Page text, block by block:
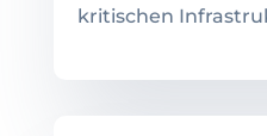
kritischen